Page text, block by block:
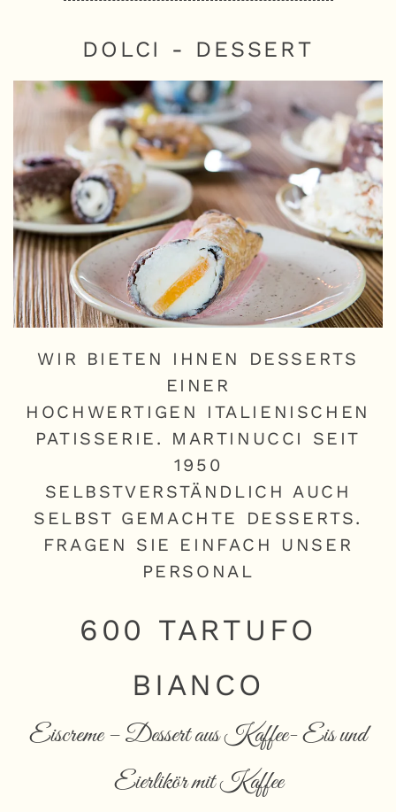
DOLCI - DESSERT
WIR BIETEN IHNEN DESSERTS
EINER
HOCHWERTIGEN ITALIENISCHEN
PATISSERIE. MARTINUCCI SEIT
1950
SELBSTVERSTÄNDLICH AUCH
SELBST GEMACHTE DESSERTS.
FRAGEN SIE EINFACH UNSER
PERSONAL
600 TARTUFO
BIANCO
Eiscreme – Dessert aus Kaffee- Eis und
Eierlikör mit Kaffee